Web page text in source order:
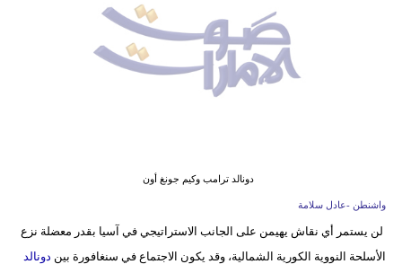
علوم
دونالد ترامب وكيم جونغ أون
واشنطن -عادل سلامة
لن يستمر أي نقاش يهيمن على الجانب الاستراتيجي في آسيا بقدر معضلة نزع
الأسلحة النووية الكورية الشمالية، وقد يكون الاجتماع في سنغافورة بين دونالد